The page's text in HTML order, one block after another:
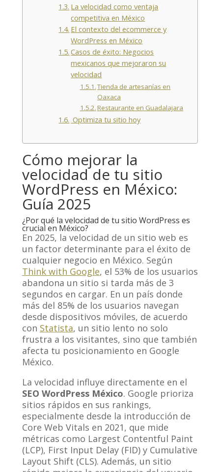
La velocidad como ventaja
competitiva en México
El contexto del ecommerce y
WordPress en México
Casos de éxito: Negocios
mexicanos que mejoraron su
velocidad
Tienda de artesanías en
Oaxaca
Restaurante en Guadalajara
Optimiza tu sitio hoy
Cómo mejorar la
velocidad de tu sitio
WordPress en México:
Guía 2025
¿Por qué la velocidad de tu sitio WordPress es
crucial en México?
En 2025, la velocidad de un sitio web es
un factor determinante para el éxito de
cualquier negocio en México. Según
Think with Google, el 53% de los usuarios
abandona un sitio si tarda más de 3
segundos en cargar. En un país donde
más del 85% de los usuarios navegan
desde dispositivos móviles, de acuerdo
con Statista, un sitio lento no solo
frustra a los visitantes, sino que también
afecta tu posicionamiento en Google
México.
La velocidad influye directamente en el
SEO WordPress México. Google prioriza
sitios rápidos en sus rankings,
especialmente desde la introducción de
Core Web Vitals en 2021, que mide
métricas como Largest Contentful Paint
(LCP), First Input Delay (FID) y Cumulative
Layout Shift (CLS). Además, un sitio